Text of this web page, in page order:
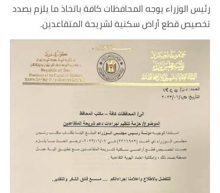
رئيس الوزراء يوجه المحافظات كافة باتخاذ ما يلزم بصدد
تخصيص قطع أراض سكنية لشريحة المتقاعدين.